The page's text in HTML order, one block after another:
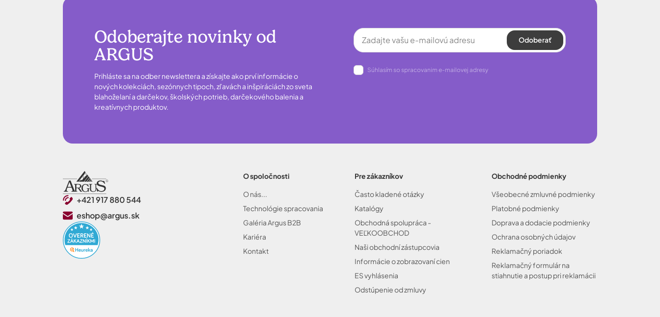
Odoberajte novinky od
ARGUS
Prihláste sa na odber newslettera a získajte ako prví informácie o
nových kolekciách, sezónnych tipoch, zľavách a inšpiráciách zo sveta
blahoželaní a darčekov, školských potrieb, darčekového balenia a
kreatívnych produktov.
Odoberať
Súhlasím so spracovanim e-mailovej adresy
+421 917 880 544
eshop@argus.sk
O spoločnosti
O nás...
Technológie spracovania
Galéria Argus B2B
Kariéra
Kontakt
Pre zákazníkov
Často kladené otázky
Katalógy
Obchodná spolupráca -
VEĽKOOBCHOD
Naši obchodní zástupcovia
Informácie o zobrazovaní cien
ES vyhlásenia
Odstúpenie od zmluvy
Obchodné podmienky
Všeobecné zmluvné podmienky
Platobné podmienky
Doprava a dodacie podmienky
Ochrana osobných údajov
Reklamačný poriadok
Reklamačný formulár na
stiahnutie a postup pri reklamácii